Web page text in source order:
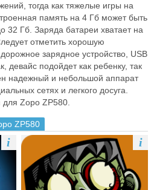
тогда как тяжелые игры на
память на 4 Гб может быть
32 Гб. Заряда батареи хватает на
отметить хорошую
зарядное устройство, USB
девайс подойдет как ребенку, так
надежный и небольшой аппарат
сетях и легкого досуга.
Zopo ZP580.
ZP580
i i